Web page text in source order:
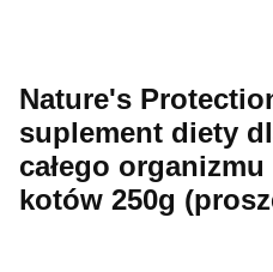
Nature's
suplement diety
całego
kotów 250g